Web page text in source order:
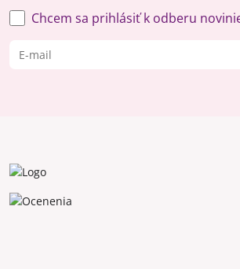
Chcem sa prihlásiť k odberu